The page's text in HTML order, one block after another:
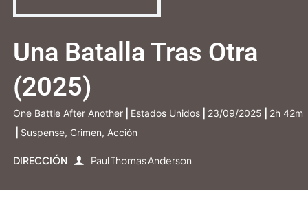
Una Batalla Tras Otra
(2025)
One Battle After Another Estados Unidos 23/09/2025
2h 42m
Suspense, Crimen, Acción
DIRECCIÓN Paul Thomas Anderson